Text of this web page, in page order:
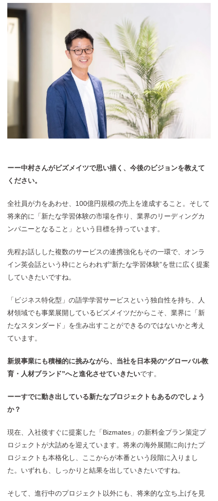
ーー中村さんがビズメイツで思い描く、今後のビジョンを教えて
ください。
全社員が力をあわせ、100億円規模の売上を達成すること。そして
将来的に「新たな学習体験の市場を作り、業界のリーディングカ
ンパニーとなること」という目標を持っています。
先程お話しした複数のサービスの連携強化もその一環で、オンラ
イン英会話という枠にとらわれず“新たな学習体験”を世に広く提案
していきたいですね。
「ビジネス特化型」の語学学習サービスという独自性を持ち、人
材領域でも事業展開しているビズメイツだからこそ、業界に「新
たなスタンダード」を生み出すことができるのではないかと考え
ています。
新規事業にも積極的に挑みながら、当社を日本発の“グローバル教
育・人材ブランド”へと進化させていきたいです。
ーーすでに動き出している新たなプロジェクトもあるのでしょう
か？
現在、入社後すぐに提案した「Bizmates」の新料金プラン策定プ
ロジェクトが大詰めを迎えています。将来の海外展開に向けたプ
ロジェクトも本格化し、ここからが本番という段階に入りまし
た。いずれも、しっかりと結果を出していきたいですね。
そして、進行中のプロジェクト以外にも、将来的な立ち上げを見